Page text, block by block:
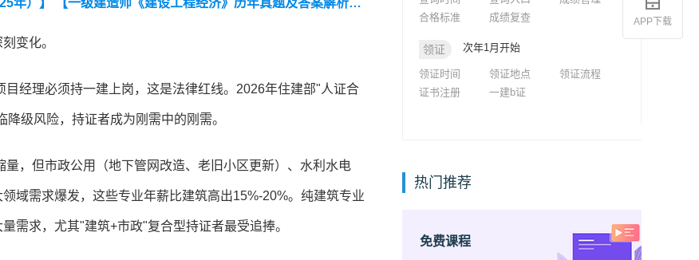
年）】
【一级建造师《建设工程经济》历年真题及答案解析汇
变化。
经理必须持一建上岗，这是法律红线。2026年住建部"人证合
级风险，持证者成为刚需中的刚需。
，但市政公用（地下管网改造、老旧小区更新）、水利水电
域需求爆发，这些专业年薪比建筑高出15%-20%。纯建筑专业
需求，尤其"建筑+市政"复合型持证者最受追捧。
合格标准
成绩复查
领证 次年1月开始
领证时间 领证地点
领证流程
证书注册
一建b证
热门推荐
免费课程
APP下载